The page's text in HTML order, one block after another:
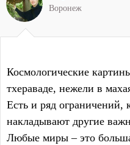
ц
и
Космологические
тхераваде, нежели в
Есть и ряд ограничений,
накладывают другие
Любые миры – это
Воронеж